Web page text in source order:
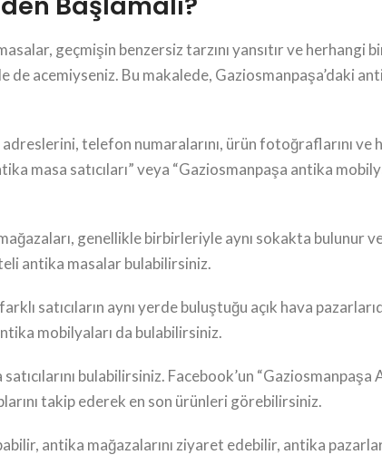
geçmişin benzersiz tarzını yansıtır ve herhangi
de acemiyseniz. Bu makalede, Gaziosmanpaşa’daki
telefon numaralarını, ürün fotoğraflarını ve
masa satıcıları” veya “Gaziosmanpaşa antika mobilya
genellikle birbirleriyle aynı sokakta bulunur
antika masalar bulabilirsiniz.
satıcıların aynı yerde buluştuğu açık hava
mobilyaları da bulabilirsiniz.
bulabilirsiniz. Facebook’un “Gaziosmanpaşa
takip ederek en son ürünleri görebilirsiniz.
antika mağazalarını ziyaret edebilir, antika